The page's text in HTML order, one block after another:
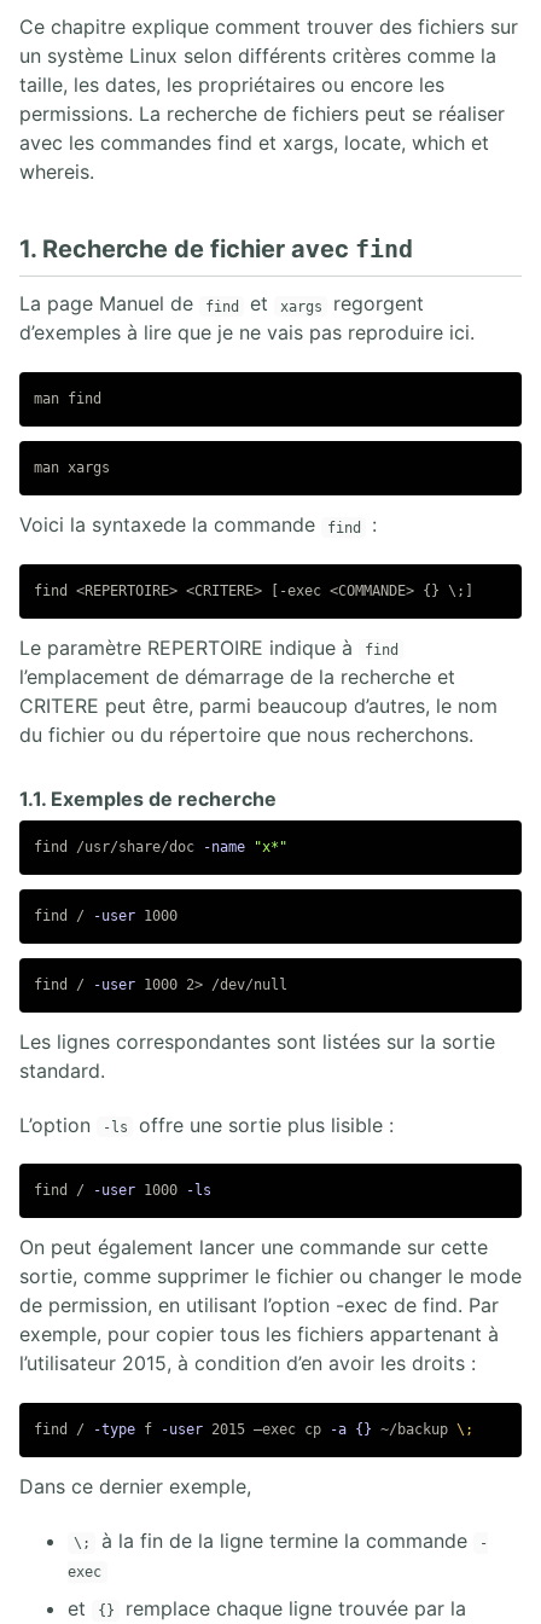
2. LE SHELL
2.1. La ligne de commande
2.2. Filtres sur les fichiers (globbing)
2.3. Premier script shell
2.4. Configuration des langues, locales et clavier
3.1. Outils de base de traitement du texte
3.3. L'éditeur de texte VI
4.1. Filesystem Hierachy Standard (FHS)
4.2. Opérations sur les fichiers
5. SÉCURITÉ LOCALE
5.1. Utilisateurs et groupes Linux
5.2. Opérations sur les utilisateurs et les groupes
5.3. Permissions Linux
5.5. Pluggable Authentication Modules (PAM)
6.1. Noyau Linux
6.3. Processus Linux
6.4. Console virtuelles Screen
7. INSTALLATION DE LOGICIELS
7.2. Installation par les sources
8. SCRIPTS SHELL
8.1. Scripts Shell
9. VIRTUALISATION LINUX
9.1. Virtualisation KVM
10.2. Stockage LVM
11. CONFIGURATION DU RÉSEAU
Ce chapitre explique comment trouver des fichiers sur
un système Linux selon différents critères comme la
taille, les dates, les propriétaires ou encore les
permissions. La recherche de fichiers peut se réaliser
avec les commandes find et xargs, locate, which et
whereis.
1. Recherche de fichier avec find
La page Manuel de find et xargs
regorgent
d’exemples à lire que je ne vais pas reproduire ici.
Voici la syntaxede la commande find :
Le paramètre REPERTOIRE indique à find
l’emplacement de démarrage de la recherche et
CRITERE peut être, parmi beaucoup d’autres, le nom
du fichier ou du répertoire que nous recherchons.
1.1. Exemples de recherche
find /usr/share/doc -name "x*"
find / -user
find / -user
Les lignes correspondantes sont listées sur la sortie
standard.
L’option -ls offre une sortie plus lisible :
find / -user 1000 -ls
On peut également lancer une commande sur cette
sortie, comme supprimer le fichier ou changer le mode
de permission, en utilisant l’option -exec de find. Par
exemple, pour copier tous les fichiers appartenant à
l’utilisateur 2015, à condition d’en avoir les droits :
find / -type f -user 2015 –exec cp -a {} ~/backup \;
Dans ce dernier exemple,
\; à la fin de la ligne termine la commande
-
exec
et {} remplace chaque ligne trouvée par la